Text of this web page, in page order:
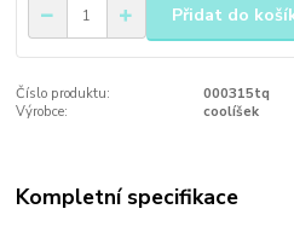
Přidat do
Číslo produktu:
000315tq
Výrobce:
coolíšek
Kompletní specifikace